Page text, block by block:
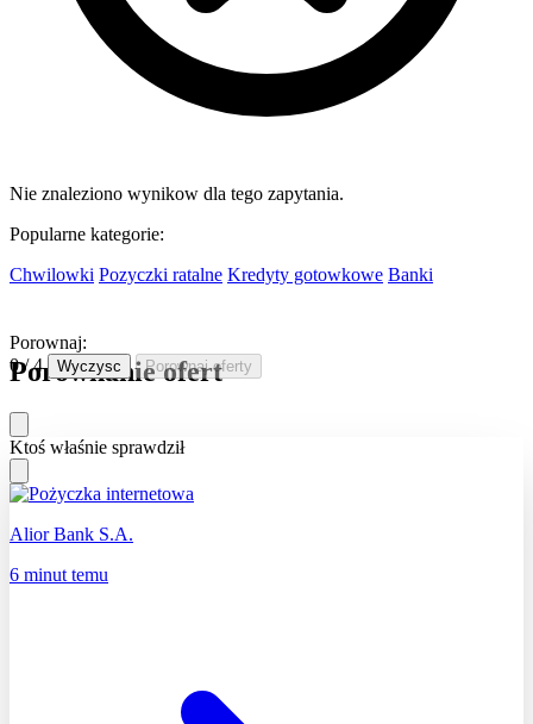
Nie znaleziono wynikow dla tego zapytania.
Popularne kategorie:
Chwilowki Pozyczki ratalne Kredyty gotowkowe Banki
Porownaj:
0 / 4
Wyczysc Porownaj oferty
Porownanie ofert
Ktoś właśnie sprawdził
Alior Bank S.A.
6 minut temu